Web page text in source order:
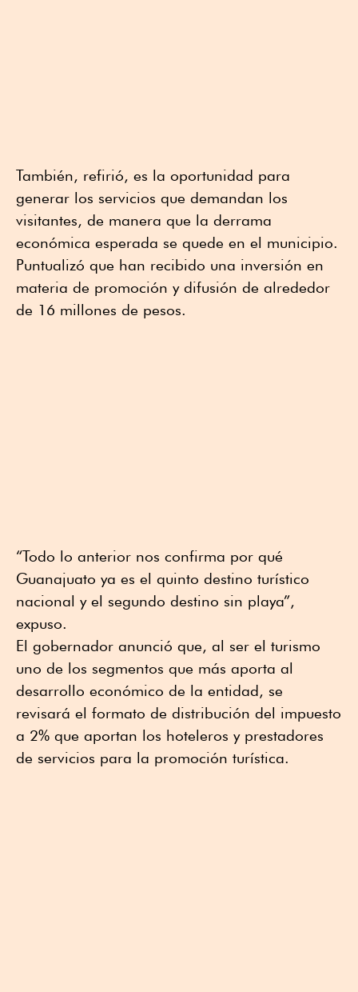
También, refirió, es la oportunidad para
generar los servicios que demandan los
visitantes, de manera que la derrama
económica esperada se quede en el municipio.
Puntualizó que han recibido una inversión en
materia de promoción y difusión de alrededor
de 16 millones de pesos.
“Todo lo anterior nos confirma por qué
Guanajuato ya es el quinto destino turístico
nacional y el segundo destino sin playa”,
expuso.
El gobernador anunció que, al ser el turismo
uno de los segmentos que más aporta al
desarrollo económico de la entidad, se
revisará el formato de distribución del impuesto
a 2% que aportan los hoteleros y prestadores
de servicios para la promoción turística.